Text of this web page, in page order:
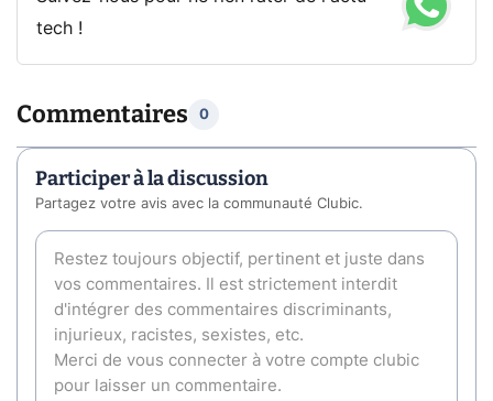
tech !
Commentaires 0
Participer à la discussion
Partagez votre avis avec la communauté Clubic.